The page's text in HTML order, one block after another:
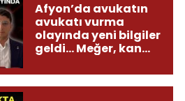
Afyon’da avukatın
avukatı vurma
olayında yeni bilgiler
geldi... Meğer, kan
olmuş...